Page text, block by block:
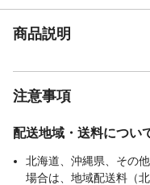
商品説明
注意事項
配送地域・送料につい
北海道、沖縄県、その
場合は、地域配送料（